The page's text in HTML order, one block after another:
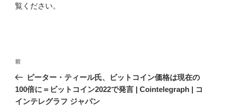
覧ください。
投
ナ
ビ
前
の
投
稿
前
ピーター・ティール氏、ビットコイン価格は現在の
100倍に＝ビットコイン2022で発言 | Cointelegraph | コ
インテレグラフ ジャパン